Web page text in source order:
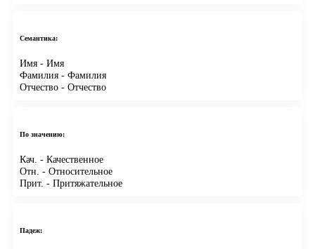
Семантика:
Имя - Имя
Фамилия - Фамилия
Отчество - Отчество
По значению:
Кач. - Качественное
Отн. - Относительное
Прит. - Притяжательное
Падеж: